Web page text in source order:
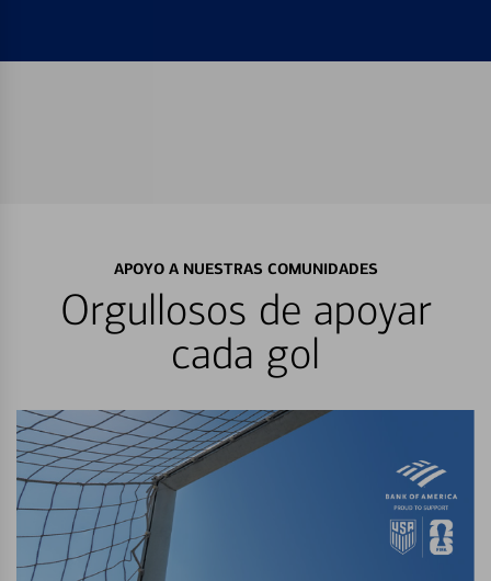
APOYO A NUESTRAS COMUNIDADES
Orgullosos de apoyar
cada gol